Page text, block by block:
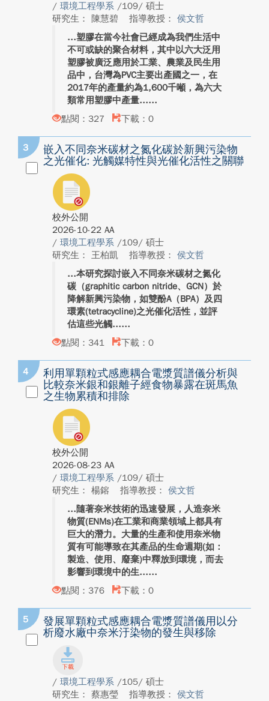
/ 環境工程學系 /109/ 碩士
研究生： 陳慧碧
指導教授： 侯文哲
塑膠在當今社會已經成為我們生活中
不可或缺的聚合材料，其中以六大泛用
塑膠被廣泛應用於工業、農業及民生用
品中，台灣為PVC主要出產國之一，在
2017年的產量約為1,600千噸，為六大
類常用塑膠中產量...
點閱：327
下載：0
3
嵌入不同奈米碳材之氮化碳於新興污染物
之光催化: 光觸媒特性與光催化活性之關聯
校外公開
2026-10-22 AA
/ 環境工程學系 /109/ 碩士
研究生： 王柏凱
指導教授： 侯文哲
本研究探討嵌入不同奈米碳材之氮化
碳（graphitic carbon nitride、GCN）於
降解新興污染物，如雙酚A（BPA）及四
環素(tetracycline)之光催化活性，並評
估這些光觸...
點閱：341
下載：0
4
利用單顆粒式感應耦合電漿質譜儀分析與
比較奈米銀和銀離子經食物暴露在斑馬魚
之生物累積和排除
校外公開
2026-08-23 AA
/ 環境工程學系 /109/ 碩士
研究生： 楊鎔
指導教授： 侯文哲
隨著奈米技術的迅速發展，人造奈米
物質(ENMs)在工業和商業領域上都具有
巨大的潛力。大量的生產和使用奈米物
質有可能導致在其產品的生命週期(如：
製造、使用、廢棄)中釋放到環境，而去
影響到環境中的生...
點閱：376
下載：0
5
發展單顆粒式感應耦合電漿質譜儀用以分
析廢水廠中奈米汙染物的發生與移除
/ 環境工程學系 /105/ 碩士
研究生： 蔡惠瑩
指導教授： 侯文哲